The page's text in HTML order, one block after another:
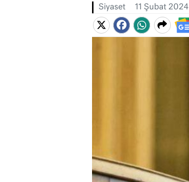
Siyaset 11 Şubat 2024